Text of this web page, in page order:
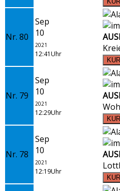
Nr. 80
Sep
10
2021
12:41Uhr
Nr. 79
Sep
10
2021
12:29Uhr
Nr. 78
Sep
10
2021
12:19Uhr